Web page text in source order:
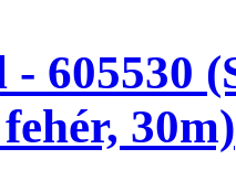
605530
30m)